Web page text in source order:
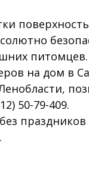
на дом в
50-79-409.